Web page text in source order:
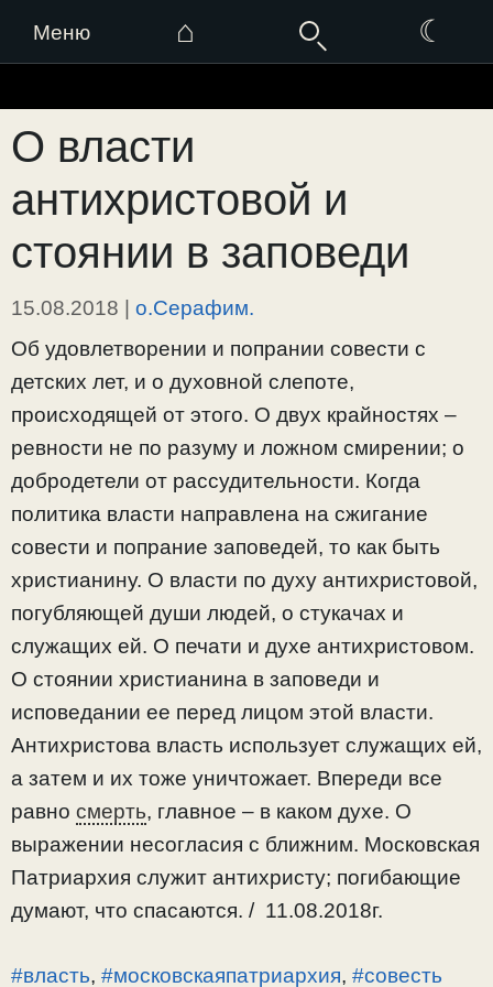
Меню ⌂ ☾
к
содержимому
О власти
антихристовой и
стоянии в заповеди
15.08.2018 | о.Серафим.
Об удовлетворении и попрании совести с
детских лет, и о духовной слепоте,
происходящей от этого. О двух крайностях –
ревности не по разуму и ложном смирении; о
добродетели от рассудительности. Когда
политика власти направлена на сжигание
совести и попрание заповедей, то как быть
христианину. О власти по духу антихристовой,
погубляющей души людей, о стукачах и
служащих ей. О печати и духе антихристовом.
О стоянии христианина в заповеди и
исповедании ее перед лицом этой власти.
Антихристова власть использует служащих ей,
а затем и их тоже уничтожает. Впереди все
равно смерть, главное – в каком духе. О
выражении несогласия с ближним. Московская
Патриархия служит антихристу; погибающие
думают, что спасаются. / 11.08.2018г.
#власть, #московскаяпатриархия, #совесть